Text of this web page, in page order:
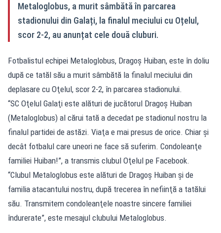
Metaloglobus, a murit sâmbătă în parcarea
stadionului din Galați, la finalul meciului cu Oțelul,
scor 2-2, au anunțat cele două cluburi.
Fotbalistul echipei Metaloglobus, Dragoş Huiban, este în doliu
după ce tatăl său a murit sâmbătă la finalul meciului din
deplasare cu Oţelul, scor 2-2, în parcarea stadionului.
“SC Oţelul Galaţi este alături de jucătorul Dragoş Huiban
(Metaloglobus) al cărui tată a decedat pe stadionul nostru la
finalul partidei de astăzi. Viaţa e mai presus de orice. Chiar şi
decât fotbalul care uneori ne face să suferim. Condoleanţe
familiei Huiban!”, a transmis clubul Oţelul pe Facebook.
“Clubul Metaloglobus este alături de Dragoş Huiban şi de
familia atacantului nostru, după trecerea în nefiinţă a tatălui
său. Transmitem condoleanţele noastre sincere familiei
îndurerate”, este mesajul clubului Metaloglobus.